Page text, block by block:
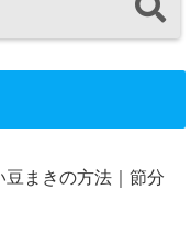
まきの方法｜節分